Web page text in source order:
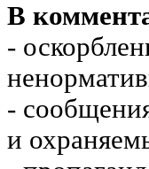
В
-
-
и